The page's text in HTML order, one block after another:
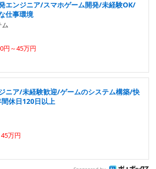
エンジニア/スマホゲーム開発/未経験OK/
仕事環境
ム
円～45万円
ニア/未経験歓迎/ゲームのシステム構築/快
休日120日以上
万円